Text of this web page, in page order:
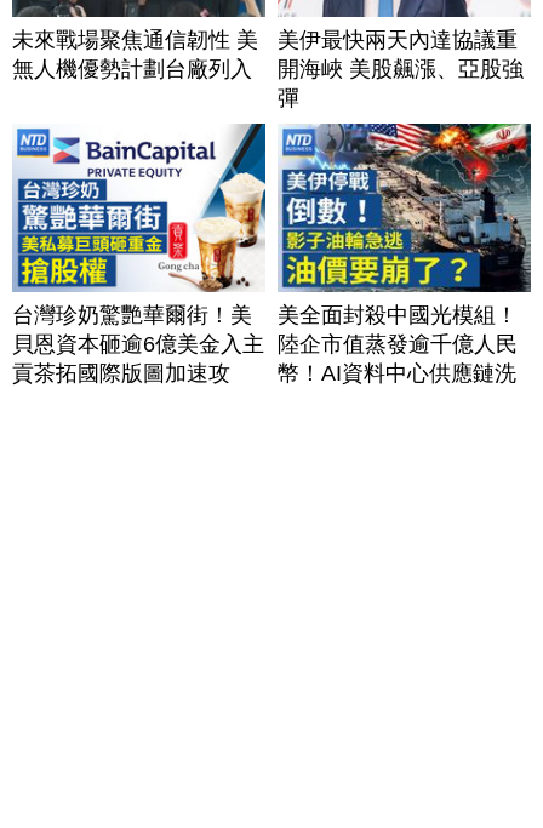
未來戰場聚焦通信韌性 美
無人機優勢計劃台廠列入
美伊最快兩天內達協議重
開海峽 美股飆漲、亞股強
彈
台灣珍奶驚艷華爾街！美
貝恩資本砸逾6億美金入主
貢茶拓國際版圖加速攻
美全面封殺中國光模組！
陸企市值蒸發逾千億人民
幣！AI資料中心供應鏈洗